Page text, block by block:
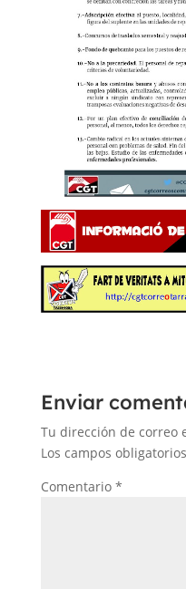
Enviar
Tu dirección de correo
Los campos
Comentario *